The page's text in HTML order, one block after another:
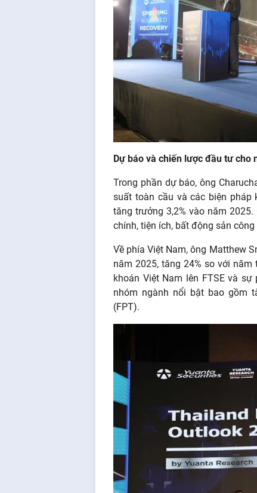
Dự báo và chiến lược đầu tư cho
Trong phần dự báo, ông
suất toàn cầu và các biện pháp
tăng trưởng 3,2% vào năm
chính, tiện ích, bất động sản
Về phía Việt Nam, ông Matthew
năm 2025, tăng 24% so với
khoán Việt Nam lên FTSE và
nhóm ngành nổi bật bao gồm
(FPT).